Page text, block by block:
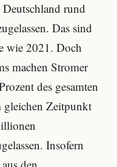
rund
Das sind
wie 2021. Doch
machen Stromer
des gesamten
gleichen Zeitpunkt
Insofern